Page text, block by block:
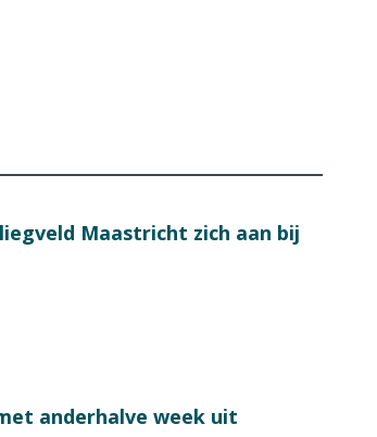
Maastricht zich aan bij
anderhalve week uit